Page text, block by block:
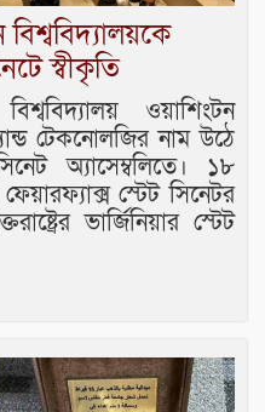
বিশ্ববিদ্যালয়কে
স্বীকৃতি
ওয়াশিংটন
টেকনোলজির নাম উঠে
অ্যাসেম্বলিতে। ১৮
স্টেট সিনেটর
ভার্জিনিয়ার স্টেট